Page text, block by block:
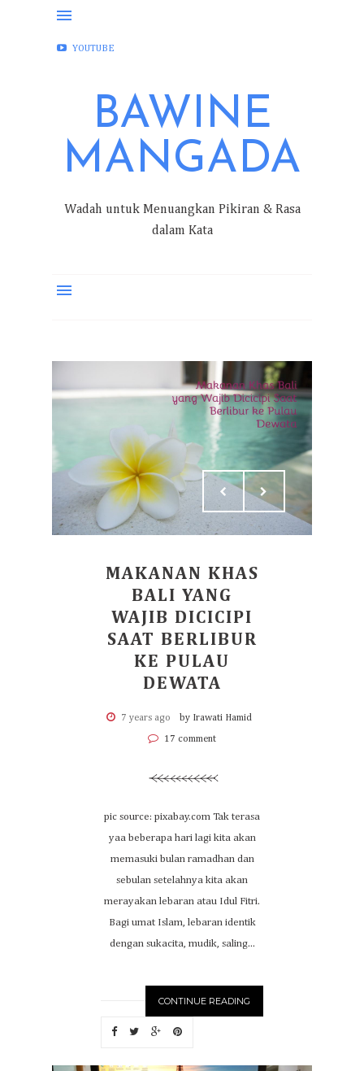
FACEBOOK
YOUTUBE
BAWINE
MANGADA
Wadah untuk Menuangkan Pikiran & Rasa
dalam Kata
MAKANAN KHAS
BALI YANG
WAJIB DICICIPI
SAAT BERLIBUR
KE PULAU
DEWATA
7 years ago by Irawati Hamid
17 comment
pic source: pixabay.com Tak terasa
yaa beberapa hari lagi kita akan
memasuki bulan ramadhan dan
sebulan setelahnya kita akan
merayakan lebaran atau Idul Fitri.
Bagi umat Islam, lebaran identik
dengan sukacita, mudik, saling...
CONTINUE READING